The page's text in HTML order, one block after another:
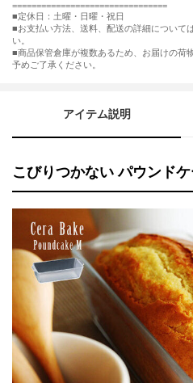
================================
■定休日：土曜・日曜・祝日
■お支払い方法、送料、配送の詳細について
い。
■商品保管倉庫が複数あるため、お届けの荷
予めご了承ください。
アイテム説明
こびりつかない パウンド